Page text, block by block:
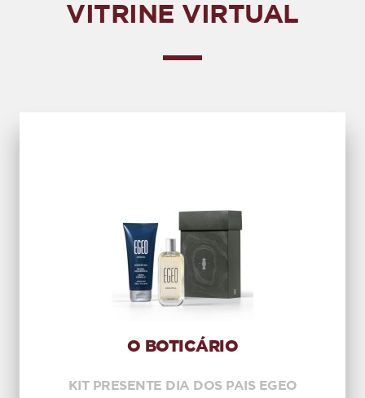
VITRINE VIRTUAL
O BOTICÁRIO
KIT PRESENTE DIA DOS PAIS EGEO